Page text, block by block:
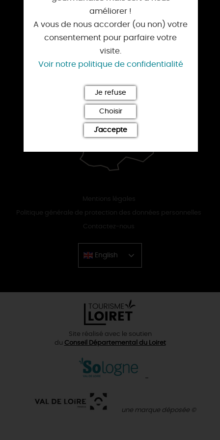
DEMAIN
CE WEEK-END
CETTE SEMAINE
TOUT L'AGENDA
info@tourismeloiret.com
Mentions légales
Politique générale de protection des données personnelles
Contactez-nous
English
Chinese
Site réalisé avec le soutien
du Conseil Départemental du Loiret
une marque déposée ©
améliorer !
A vous de nous accorder (ou non) votre
consentement pour parfaire votre
visite.
Voir notre politique de confidentialité
Je refuse
Choisir
J'accepte